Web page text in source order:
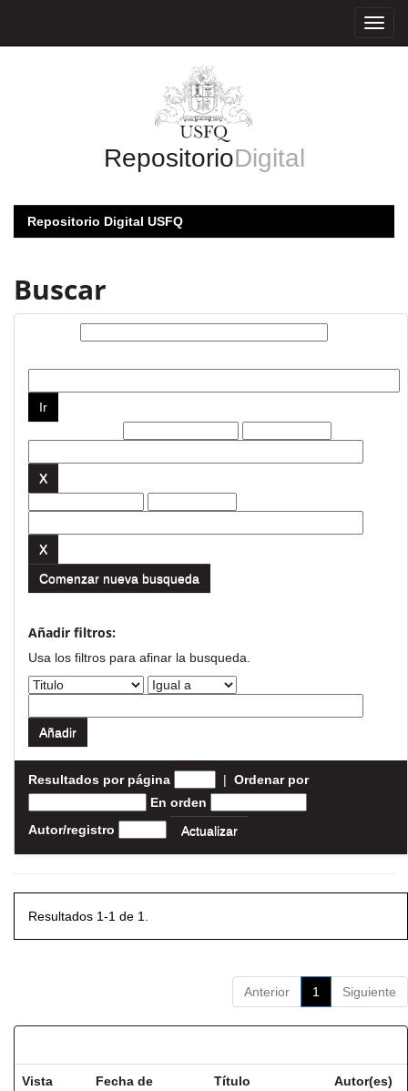
RepositorioDigital
Repositorio Digital USFQ
Buscar
Comenzar nueva busqueda
Añadir filtros:
Usa los filtros para afinar la busqueda.
Resultados por página | Ordenar por
En orden
Autor/registro
Resultados 1-1 de 1.
Anterior 1 Siguiente
Vista
Fecha de
Título Autor(es)